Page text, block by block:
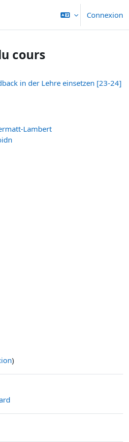
Connexion
cours
in der Lehre einsetzen [23-24]
Lambert
)